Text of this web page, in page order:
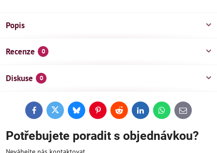
Popis
Recenze 0
Diskuse 0
FacebookTwitterBlueskyPinterestReddit LinkedInWhatsApp
E-
mail
Potřebujete poradit s objednávkou?